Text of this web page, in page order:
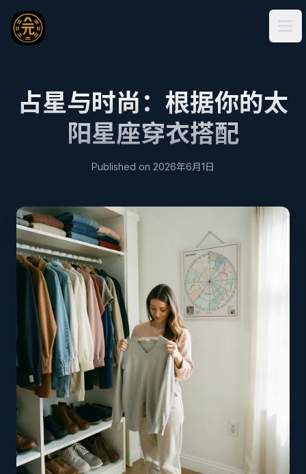
占星与时尚：根据你的太
阳星座穿衣搭配
Published on 2026年6月1日